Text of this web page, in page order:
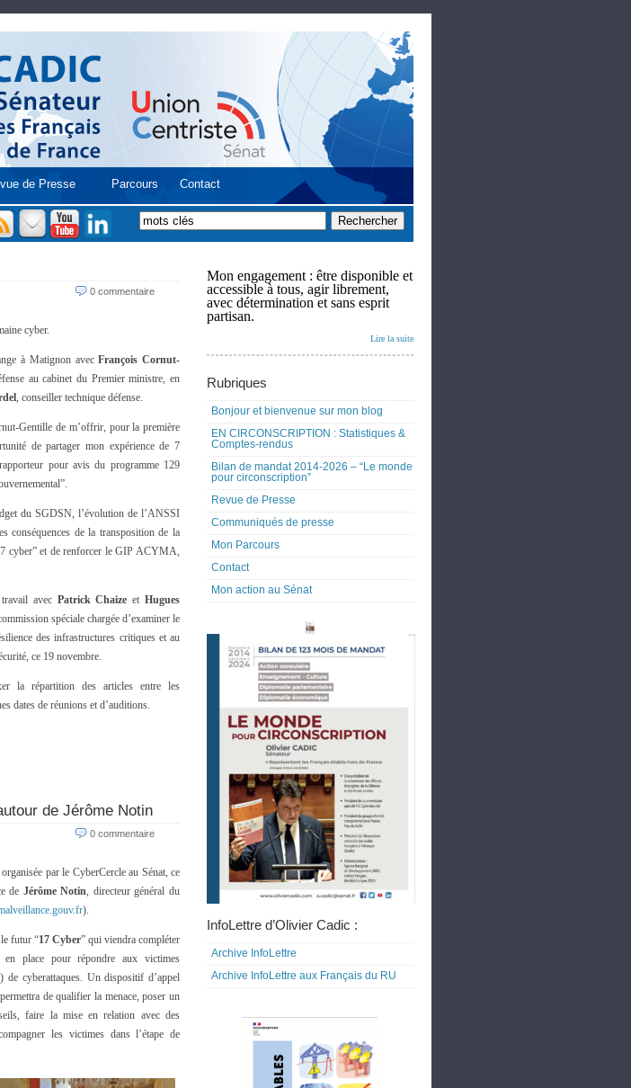
de Presse Parcours Contact
0 commentaire
cyber.
à Matignon avecFrançois Cornut-
au cabinet du Premier ministre, en
, conseiller technique défense.
Gentille de m’offrir, pour la première
de partager mon expérience de 7
pour avis du programme 129
du SGDSN, l’évolution de l’ANSSI
conséquences de la transposition de la
cyber” et de renforcer le GIP ACYMA,
avec Patrick Chaize etHugues
spéciale chargée d’examiner le
des infrastructures critiques et au
ce 19 novembre.
la répartition des articles entre les
dates de réunions et d’auditions.
de Jérôme Notin
0 commentaire
par le CyberCercle au Sénat, ce
de Jérôme Notin, directeur général du
).
futur “17 Cyber” qui viendra compléter
place pour répondre aux victimes
de cyberattaques. Un dispositif d’appel
de qualifier la menace, poser un
faire la mise en relation avec des
les victimes dans l’étape de
Mon engagement : être disponible et
accessible à tous, agir librement,
avec détermination et sans esprit
partisan.
Lire la suite
Rubriques
Bonjour et bienvenue sur mon blog
EN CIRCONSCRIPTION : Statistiques &
Comptes-rendus
Bilan de mandat 2014-2026 – “Le monde
pour circonscription”
Revue de Presse
Communiqués de presse
Mon Parcours
Contact
Mon action au Sénat
InfoLettre d’Olivier Cadic :
Archive InfoLettre
Archive InfoLettre aux Français du RU